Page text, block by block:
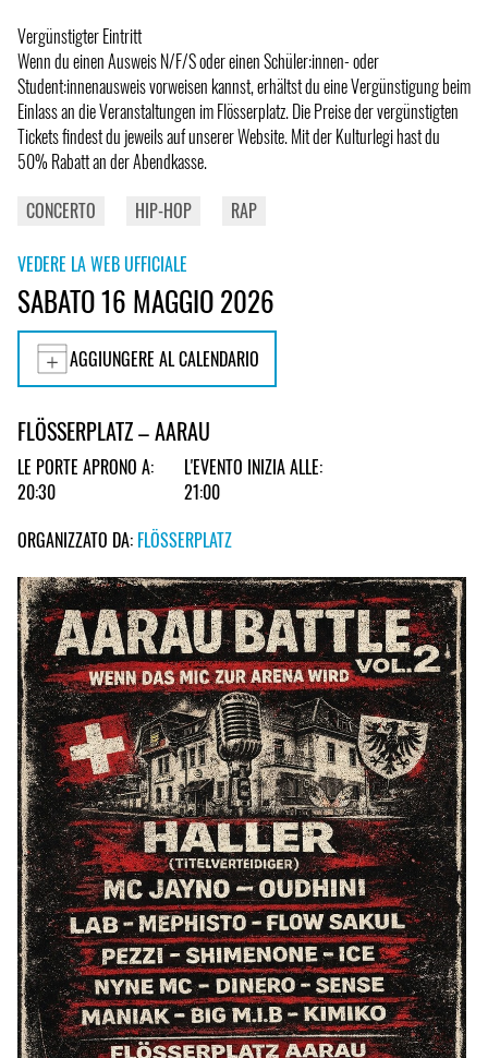
Vergünstigter Eintritt
Wenn du einen Ausweis N/F/S oder einen Schüler:innen- oder
Student:innenausweis vorweisen kannst, erhältst du eine Vergünstigung beim
Einlass an die Veranstaltungen im Flösserplatz. Die Preise der vergünstigten
Tickets findest du jeweils auf unserer Website. Mit der Kulturlegi hast du
50% Rabatt an der Abendkasse.
CONCERTO
HIP-HOP RAP
VEDERE LA WEB UFFICIALE
SABATO 16 MAGGIO 2026
AGGIUNGERE AL CALENDARIO
FLÖSSERPLATZ – AARAU
LE PORTE APRONO A:
20:30
L'EVENTO INIZIA ALLE:
21:00
ORGANIZZATO DA: FLÖSSERPLATZ